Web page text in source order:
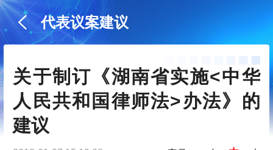
代表议案建议
关于制订《湖南省实施<中华
人民共和国律师法>办法》的
建议